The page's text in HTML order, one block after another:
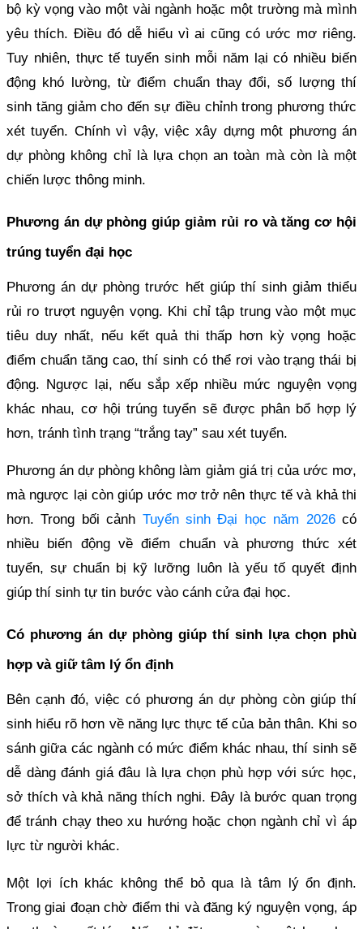
bộ kỳ vọng vào một vài ngành hoặc một trường mà mình
yêu thích. Điều đó dễ hiểu vì ai cũng có ước mơ riêng.
Tuy nhiên, thực tế tuyển sinh mỗi năm lại có nhiều biến
động khó lường, từ điểm chuẩn thay đổi, số lượng thí
sinh tăng giảm cho đến sự điều chỉnh trong phương thức
xét tuyển. Chính vì vậy, việc xây dựng một phương án
dự phòng không chỉ là lựa chọn an toàn mà còn là một
chiến lược thông minh.
Phương án dự phòng giúp giảm rủi ro và tăng cơ hội
trúng tuyển đại học
Phương án dự phòng trước hết giúp thí sinh giảm thiểu
rủi ro trượt nguyện vọng. Khi chỉ tập trung vào một mục
tiêu duy nhất, nếu kết quả thi thấp hơn kỳ vọng hoặc
điểm chuẩn tăng cao, thí sinh có thể rơi vào trạng thái bị
động. Ngược lại, nếu sắp xếp nhiều mức nguyện vọng
khác nhau, cơ hội trúng tuyển sẽ được phân bổ hợp lý
hơn, tránh tình trạng “trắng tay” sau xét tuyển.
Phương án dự phòng không làm giảm giá trị của ước mơ,
mà ngược lại còn giúp ước mơ trở nên thực tế và khả thi
hơn. Trong bối cảnh Tuyển sinh Đại học năm 2026có
nhiều biến động về điểm chuẩn và phương thức xét
tuyển, sự chuẩn bị kỹ lưỡng luôn là yếu tố quyết định
giúp thí sinh tự tin bước vào cánh cửa đại học.
Có phương án dự phòng giúp thí sinh lựa chọn phù
hợp và giữ tâm lý ổn định
Bên cạnh đó, việc có phương án dự phòng còn giúp thí
sinh hiểu rõ hơn về năng lực thực tế của bản thân. Khi so
sánh giữa các ngành có mức điểm khác nhau, thí sinh sẽ
dễ dàng đánh giá đâu là lựa chọn phù hợp với sức học,
sở thích và khả năng thích nghi. Đây là bước quan trọng
để tránh chạy theo xu hướng hoặc chọn ngành chỉ vì áp
lực từ người khác.
Một lợi ích khác không thể bỏ qua là tâm lý ổn định.
Trong giai đoạn chờ điểm thi và đăng ký nguyện vọng, áp